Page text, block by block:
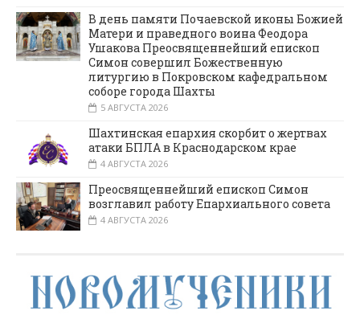
В день памяти Почаевской иконы Божией
Матери и праведного воина Феодора
Ушакова Преосвященнейший епископ
Симон совершил Божественную
литургию в Покровском кафедральном
соборе города Шахты
5 АВГУСТА 2026
Шахтинская епархия скорбит о жертвах
атаки БПЛА в Краснодарском крае
4 АВГУСТА 2026
Преосвященнейший епископ Симон
возглавил работу Епархиального совета
4 АВГУСТА 2026